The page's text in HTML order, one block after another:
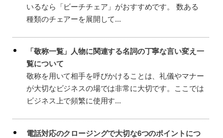
いるなら「ビーチチェア」がおすすめです。 数ある
種類のチェアーを展開して...
「敬称一覧」人物に関連する名詞の丁寧な言い変え一
覧について
敬称を用いて相手を呼びかけることは、礼儀やマナー
が大切なビジネスの場では非常に大切です。ここでは
ビジネス上で頻繁に使用す...
電話対応のクロージングで大切な6つのポイントにつ